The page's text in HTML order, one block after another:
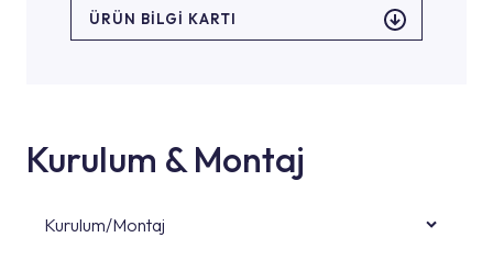
ÜRÜN BILGI KARTI
Kurulum & Montaj
Kurulum/Montaj